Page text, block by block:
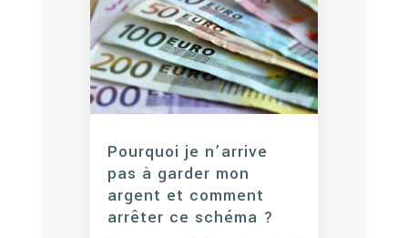
Pourquoi je n’arrive
pas à garder mon
argent et comment
arrêter ce schéma ?